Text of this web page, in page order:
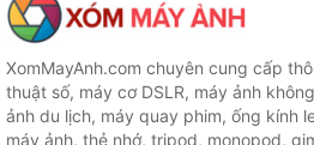
XomMayAnh.com chuyên cung cấp
thuật số, máy cơ DSLR, máy ảnh
ảnh du lịch, máy quay phim, ống kính
máy ảnh, thẻ nhớ, tripod, monopod,